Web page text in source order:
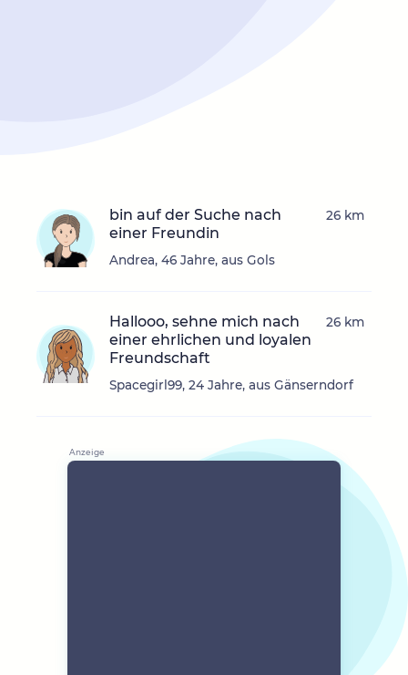
bin auf der Suche nach
einer Freundin
Andrea, 46 Jahre, aus Gols
26 km
Hallooo, sehne mich nach
einer ehrlichen und loyalen
Freundschaft
Spacegirl99, 24 Jahre, aus Gänserndorf
26 km